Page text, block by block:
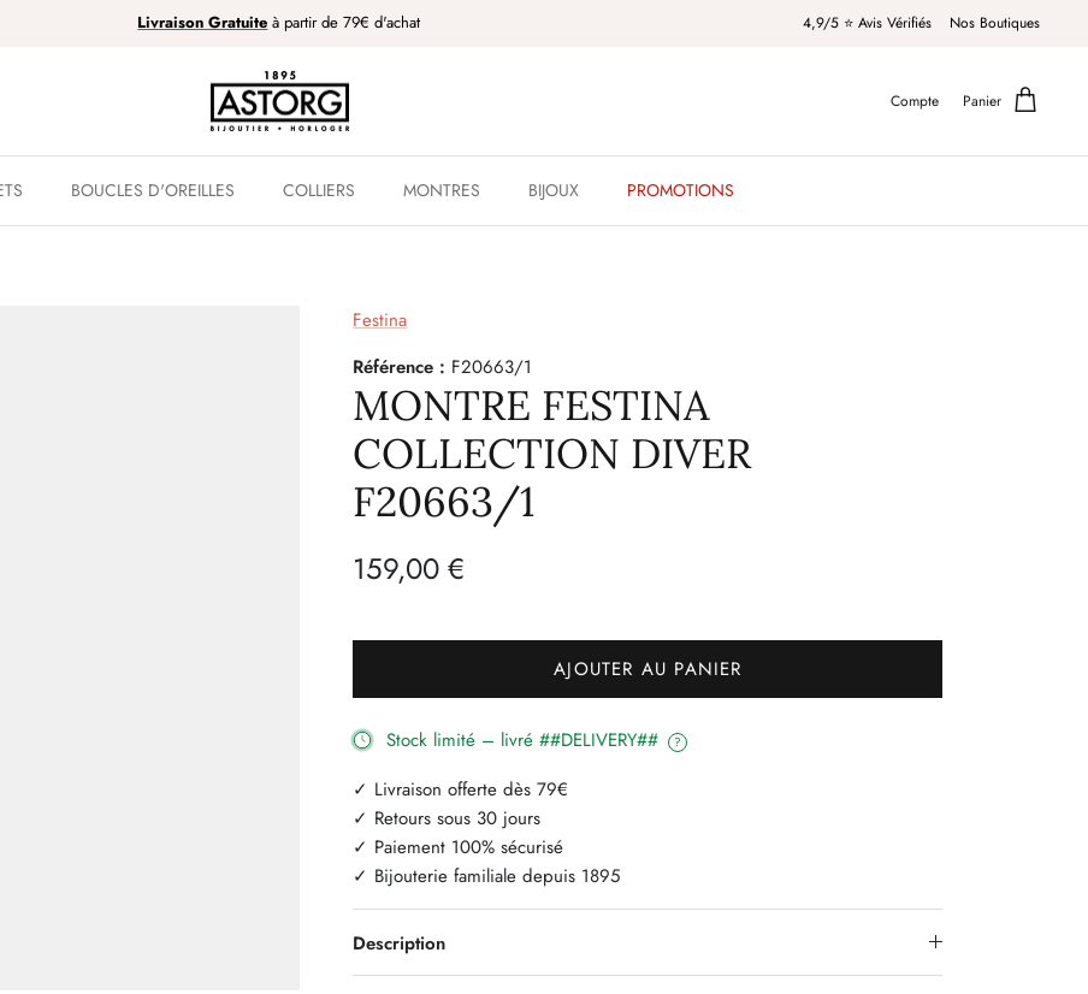
Livraison Gratuite à partir de 79€ d'achat 4,9/5 ⭐️ Avis Vérifiés Nos Boutiques
Compte Panier
BOUCLES D'OREILLES COLLIERS MONTRES BIJOUX PROMOTIONS
Festina
Référence : F20663/1
MONTRE FESTINA
COLLECTION DIVER
F20663/1
159,00 €
AJOUTER AU PANIER
Stock limité – livré ##DELIVERY## ?
✓ Livraison offerte dès 79€
✓ Retours sous 30 jours
✓ Paiement 100% sécurisé
✓ Bijouterie familiale depuis 1895
Description